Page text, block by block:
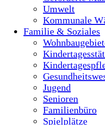
Umwelt
Kommunale
Familie & Soziales
Jugend
Senioren
Familienbüro
Spielplätze